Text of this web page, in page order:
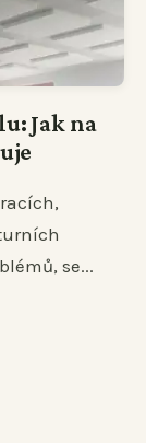
Jak na
se...